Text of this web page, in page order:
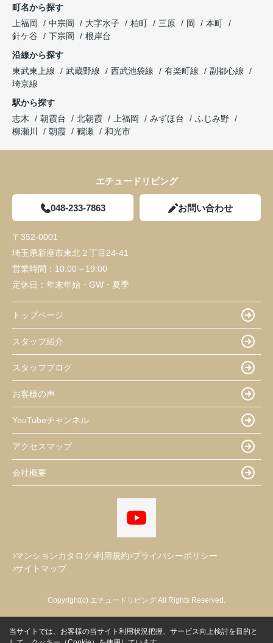
町名から探す
上福岡
中宗岡 大字水子 柏町 三原 岡
本町
針ケ谷
下宗岡
根岸台
沿線から探す
東武東上線
武蔵野線 西武池袋線 有楽町線
副都心線
埼京線
駅から探す
志木
朝霞台 北朝霞 上福岡 みずほ台
ふじみ野
柳瀬川
朝霞 鶴瀬 和光市
エチュードリビング
048-233-7863 お問い合わせ
〒352-0001
埼玉県新座市東北２丁目24-41
営業時間： 10:00～19:00
定休日： 年末年始・GW・夏季
トップページ
スタッフ紹介
スタッフブログ
お客様の声
YouTubeチャンネル
アクセスマップ
会社概要
マンションカタログ 利用規約 プライバシーポリシー
サイトマップ
Copyright(c) エチュードリビング All Rights Reserved.
当サイトでは、お客様の当サイト利用状況把握、サービス向上検討を目的と